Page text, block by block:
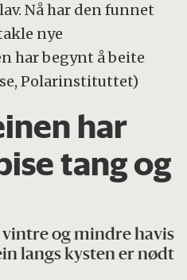
Nå har den funnet
nye
har begynt å beite
Polarinstituttet)
har
tang og
og mindre havis
langs kysten er nødt